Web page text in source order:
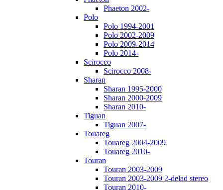
Phaeton 2002-
Polo
Polo 1994-2001
Polo 2002-2009
Polo 2009-2014
Polo 2014-
Scirocco
Scirocco 2008-
Sharan
Sharan 1995-2000
Sharan 2000-2009
Sharan 2010-
Tiguan
Tiguan 2007-
Touareg
Touareg 2004-2009
Touareg 2010-
Touran
Touran 2003-2009
Touran 2003-2009 2-delad stereo
Touran 2010-